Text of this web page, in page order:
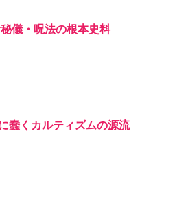
儀・呪法の根本史料
蠢くカルティズムの源流